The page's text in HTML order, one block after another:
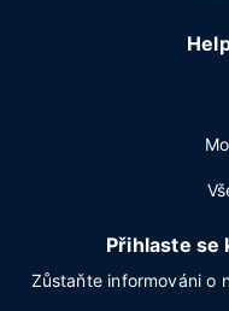
Přihlaste se
Zůstaňte informováni o